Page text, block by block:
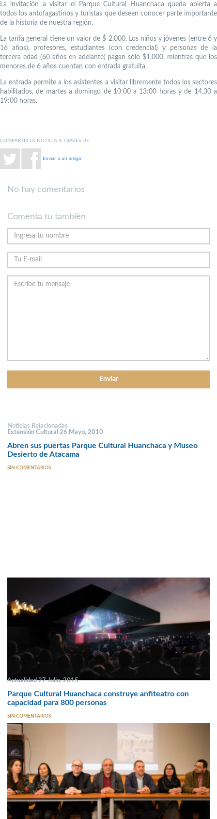
La invitación a visitar el Parque Cultural Huanchaca queda abierta a
todos los antofagastinos y turistas que deseen conocer parte importante
de la historia de nuestra región.
La tarifa general tiene un valor de $ 2.000. Los niños y jóvenes (entre 6 y
16 años), profesores, estudiantes (con credencial) y personas de la
tercera edad (60 años en adelante) pagan sólo $1.000, mientras que los
menores de 6 años cuentan con entrada gratuita.
La entrada permite a los asistentes a visitar libremente todos los sectores
habilitados, de martes a domingo de 10:00 a 13:00 horas y de 14.30 a
19:00 horas.
COMPARTIR LA NOTICIA A TRAVÉS DE:
Enviar a un amigo
No hay comentarios
Comenta tu también
Noticias Relacionadas
Extensión Cultural 26 Mayo, 2010
Abren sus puertas Parque Cultural Huanchaca y Museo
Desierto de Atacama
SIN COMENTARIOS
Actualidad 27 Julio, 2015
Parque Cultural Huanchaca construye anfiteatro con
capacidad para 800 personas
SIN COMENTARIOS